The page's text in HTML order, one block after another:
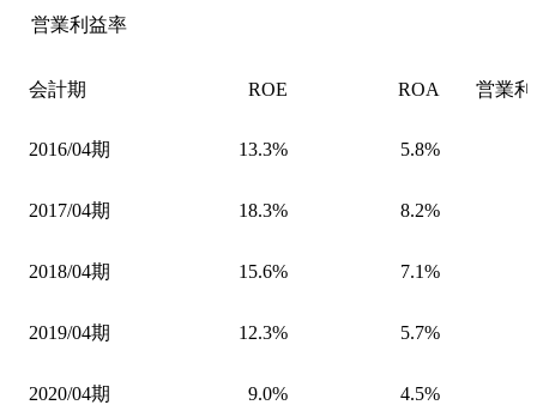
営業利益率
会計期 ROE ROA 営業
2016/04期 13.3% 5.8%
2017/04期 18.3% 8.2%
2018/04期 15.6% 7.1%
2019/04期 12.3% 5.7%
2020/04期 9.0% 4.5%